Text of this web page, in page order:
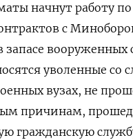
начнут работу
с
запасе вооруженных
уволенные со
вузах, не
причинам,
гражданскую